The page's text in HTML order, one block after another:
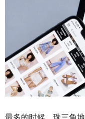
最多的时候，珠三角